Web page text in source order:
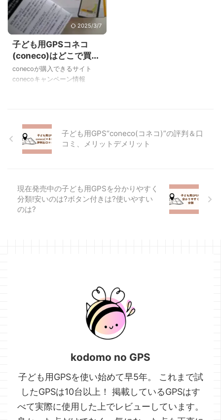
金無料。 KDDIから発売されて
いる子ども用GPSは料金タイ
プが2種類あります。“あんし
んウォッチャーLE”と“あんしん
ウォッチャー”で、前者が月額
タイプ、後者が1年間月額無料
タイプ(月額を支払って延長可
能)になります。 auユーザーで
2025/3/7
子ども用GPSコネコ
(coneco)はどこで買え
る？購入サイト一覧。
キャンペーン中ならさ
conecoが購入できるサイト
conecoキャンペーン情報
更新していますのでチェック
してみてください。
https://gps.osaifull.com/
はこちらから↓ 子ども用GPS
人気記事
https://gps.osaifull.com/gps
子ども用GPS“coneco(コネコ)”の評判＆口
コミ、メリットデメリット
現在発売中の子ども用GPSを分かりやすく
分類!安いのは?ボタン付きは?使いやすい
のは?
kodomo no GPS
子ども用GPSを使い始めて早5年。 これまで試
したGPSは10台以上！ 掲載しているGPSはす
べて実際に使用した上でレビューしています。